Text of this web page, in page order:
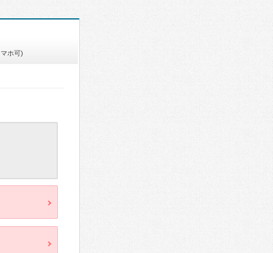
ホ可)